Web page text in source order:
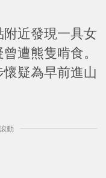
近發現一具女
遭熊隻啃食。
疑為早前進山
動